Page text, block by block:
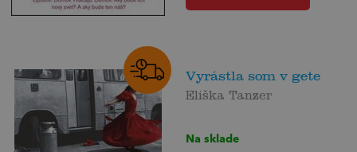
Vyrástla som v gete
Eliška Tanzer
Na sklade